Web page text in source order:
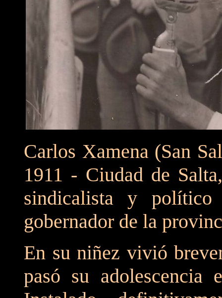
Carlos Xamena (San
1911 - Ciudad de
sindicalista y
gobernador de la
En su niñez vivió
pasó su adolescencia